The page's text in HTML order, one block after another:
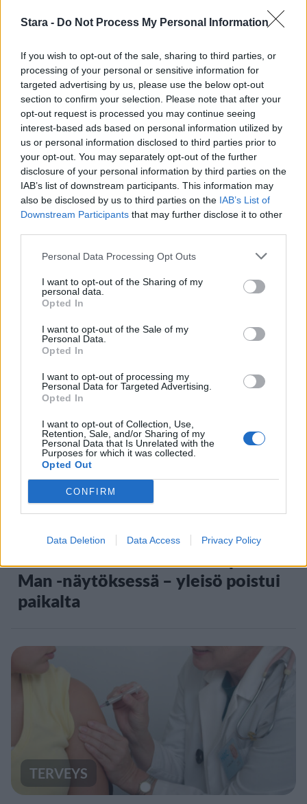
Stara - Do Not Process My Personal Information
If you wish to opt-out of the sale, sharing to third parties, or
processing of your personal or sensitive information for
targeted advertising by us, please use the below opt-out
section to confirm your selection. Please note that after your
opt-out request is processed you may continue seeing
interest-based ads based on personal information utilized by
us or personal information disclosed to third parties prior to
your opt-out. You may separately opt-out of the further
disclosure of your personal information by third parties on the
IAB’s list of downstream participants. This information may
also be disclosed by us to third parties on the IAB’s List of
Downstream Participants that may further disclose it to other
Personal Data Processing Opt Outs
I want to opt-out of the Sharing of my
personal data.
Opted In
I want to opt-out of the Sale of my
Personal Data.
Opted In
I want to opt-out of processing my
Personal Data for Targeted Advertising.
Opted In
I want to opt-out of Collection, Use,
Retention, Sale, and/or Sharing of my
Personal Data that Is Unrelated with the
Purposes for which it was collected.
Opted Out
CONFIRM
Data Deletion Data Access Privacy Policy
F/A-18 Hornet jyrähtää ylilennolle
Jyväskylässä – katuja suljetaan
4
UUTISET
Moottoripyöräilijä pakeni poliisia
– tutkaan hurja ylinopeus
5
VIIHDEUUTISET
Man -näytöksessä – yleisö poistui
paikalta
TERVEYS